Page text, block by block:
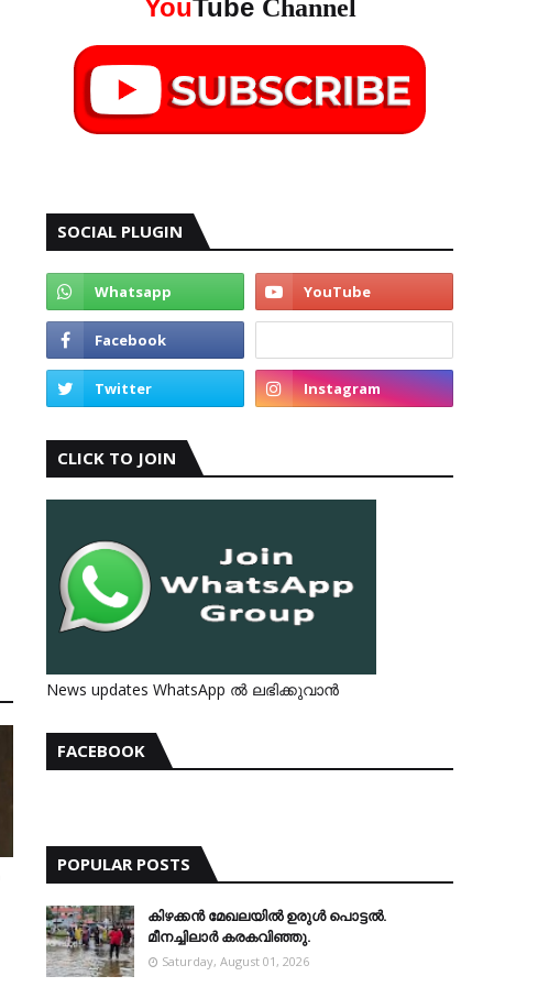
YouTube Channel
SOCIAL PLUGIN
CLICK TO JOIN
News updates WhatsApp ൽ ലഭിക്കുവാൻ
FACEBOOK
POPULAR POSTS
കിഴക്കന്‍ മേഖലയില്‍ ഉരുള്‍ പൊട്ടല്‍.
മീനച്ചിലാര്‍ കരകവിഞ്ഞു.
Saturday, August 01, 2026